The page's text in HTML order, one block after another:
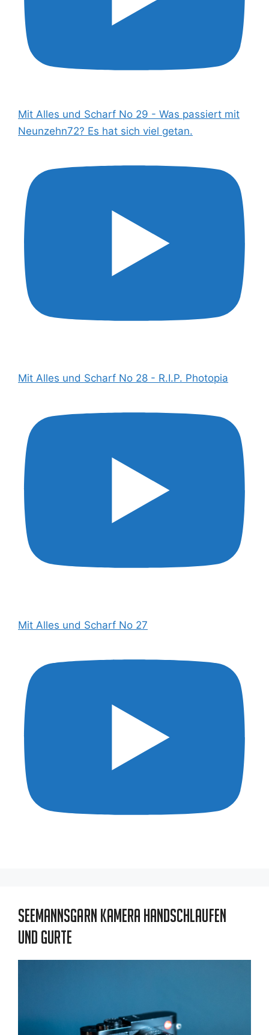
Mit Alles und Scharf No 29 - Was passiert mit
Neunzehn72? Es hat sich viel getan.
Mit Alles und Scharf No 28 - R.I.P. Photopia
Mit Alles und Scharf No 27
Seemannsgarn Kamera Handschlaufen
und Gurte